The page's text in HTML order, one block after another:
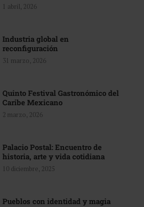
1 abril, 2026
Industria global en
reconfiguración
31 marzo, 2026
Quinto Festival Gastronómico del
Caribe Mexicano
2 marzo, 2026
Palacio Postal: Encuentro de
historia, arte y vida cotidiana
10 diciembre, 2025
Pueblos con identidad y magia